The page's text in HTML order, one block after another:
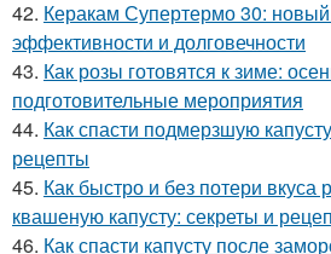
42. Керакам Супертермо 30:
эффективности и долговечности
43. Как розы готовятся к зиме:
подготовительные мероприятия
44. Как спасти подмерзшую
рецепты
45. Как быстро и без потери вкуса
квашеную капусту: секреты и
46. Как спасти капусту после